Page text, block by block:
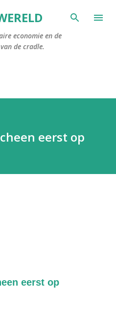
hoofdcontent
economie en de
de cradle.
eerst op
eerst op